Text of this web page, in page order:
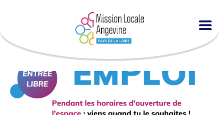
Accueil Agenda Espace EMPLOI à la MLA